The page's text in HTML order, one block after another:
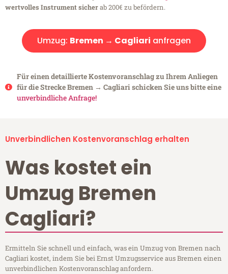
wertvolles Instrument sicherab 200€ zu befördern.
Umzug: Bremen → Cagliari anfragen
Für einen detaillierte Kostenvoranschlag zu Ihrem Anliegen
für die Strecke Bremen → Cagliari schicken Sie uns bitte eine
unverbindliche Anfrage!
Unverbindlichen Kostenvoranschlag erhalten
Was kostet ein
Umzug Bremen
Cagliari?
Ermitteln Sie schnell und einfach, was ein Umzug von Bremen nach
Cagliari kostet, indem Sie bei Ernst Umzugsservice aus Bremen einen
unverbindlichen Kostenvoranschlag anfordern.